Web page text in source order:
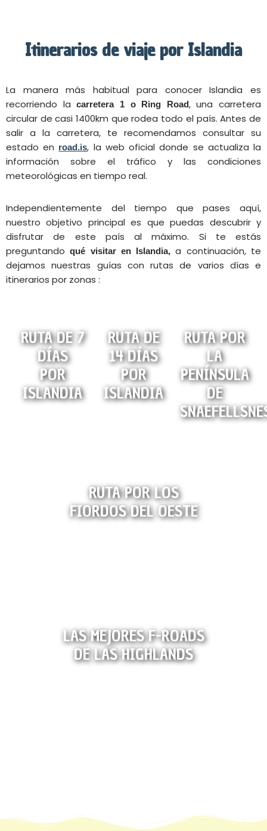
Itinerarios de viaje por Islandia
La manera más habitual para conocer Islandia es
recorriendo lacarretera 1 o Ring Road, una carretera
circular de casi 1400km que rodea todo el país. Antes de
salir a la carretera, te recomendamos consultar su
estado en road.is, la web oficial donde se actualiza la
información sobre el tráfico y las condiciones
meteorológicas en tiempo real.
Independientemente del tiempo que pases aquí,
nuestro objetivo principal es que puedas descubrir y
disfrutar de este país al máximo. Si te estás
preguntandoqué visitar en Islandia,a continuación, te
dejamos nuestras guías con rutas de varios días e
itinerarios por zonas :
RUTA DE 7
DÍAS
POR
ISLANDIA
RUTA DE
14 DÍAS
POR
ISLANDIA
RUTA POR
LA
PENÍNSULA
DE
RUTA POR LOS
FIORDOS DEL OESTE
LAS MEJORES F-ROADS
DE LAS HIGHLANDS